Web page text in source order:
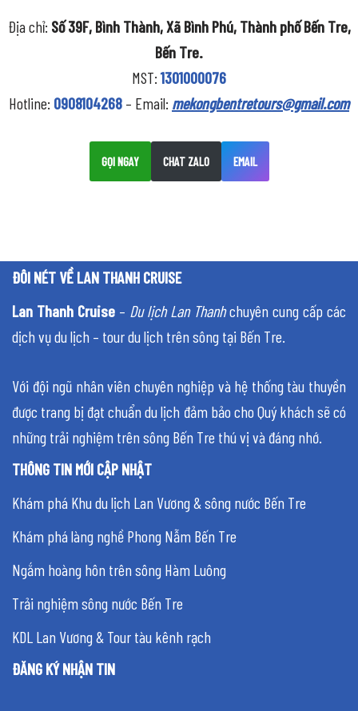
Địa chỉ: Số 39F, Bình Thành, Xã Bình Phú, Thành phố Bến Tre,
Bến Tre.
MST:1301000076
Hotline: 0908104268 – Email: mekongbentretours@gmail.com
GỌI NGAY CHAT ZALO EMAIL
ĐÔI NÉT VỀ LAN THANH CRUISE
Lan Thanh Cruise – Du lịch Lan Thanhchuyên cung cấp các
dịch vụ du lịch – tour du lịch trên sông tại Bến Tre.
Với đội ngũ nhân viên chuyên nghiệp và hệ thống tàu thuyền
được trang bị đạt chuẩn du lịch đảm bảo cho Quý khách sẽ có
những trải nghiệm trên sông Bến Tre thú vị và đáng nhớ.
THÔNG TIN MỚI CẬP NHẬT
Khám phá Khu du lịch Lan Vương & sông nước Bến Tre
Khám phá làng nghề Phong Nẫm Bến Tre
Ngắm hoàng hôn trên sông Hàm Luông
Trải nghiệm sông nước Bến Tre
KDL Lan Vương & Tour tàu kênh rạch
ĐĂNG KÝ NHẬN TIN